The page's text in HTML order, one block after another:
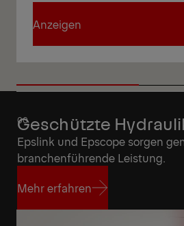
Anzeigen
Geschützte
Epslink und Epscope sorgen
branchenführende Leistung.
Mehr erfahren